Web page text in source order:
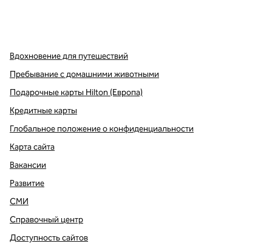
Вдохновение для путешествий
Пребывание с домашними животными
Подарочные карты Hilton (Европа)
Кредитные карты
Глобальное положение о конфиденциальности
Карта сайта
Вакансии
Развитие
СМИ
Справочный центр
Доступность сайтов